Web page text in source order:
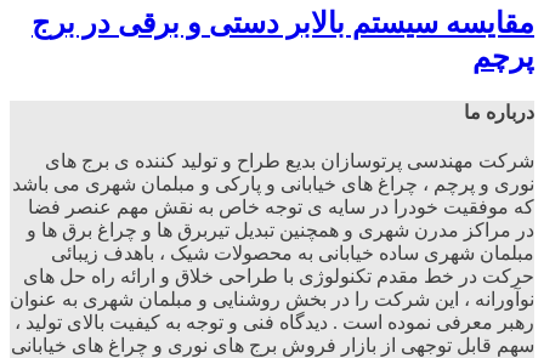
مقایسه سیستم بالابر دستی و برقی در برج
پرچم
درباره ما
شرکت مهندسی پرتوسازان بدیع طراح و تولید کننده ی برج های
نوری و پرچم ، چراغ های خیابانی و پارکی و مبلمان شهری می باشد
که موفقیت خودرا در سایه ی توجه خاص به نقش مهم عنصر فضا
در مراکز مدرن شهری و همچنین تبدیل تیربرق ها و چراغ برق ها و
مبلمان شهری ساده خیابانی به محصولات شیک ، باهدف زیبائی
حرکت در خط مقدم تکنولوژی با طراحی خلاق و ارائه راه حل های
نوآورانه ، این شرکت را در بخش روشنایی و مبلمان شهری به عنوان
رهبر معرفی نموده است . دیدگاه فنی و توجه به کیفیت بالای تولید ،
سهم قابل توجهی از بازار فروش برج های نوری و چراغ های خیابانی